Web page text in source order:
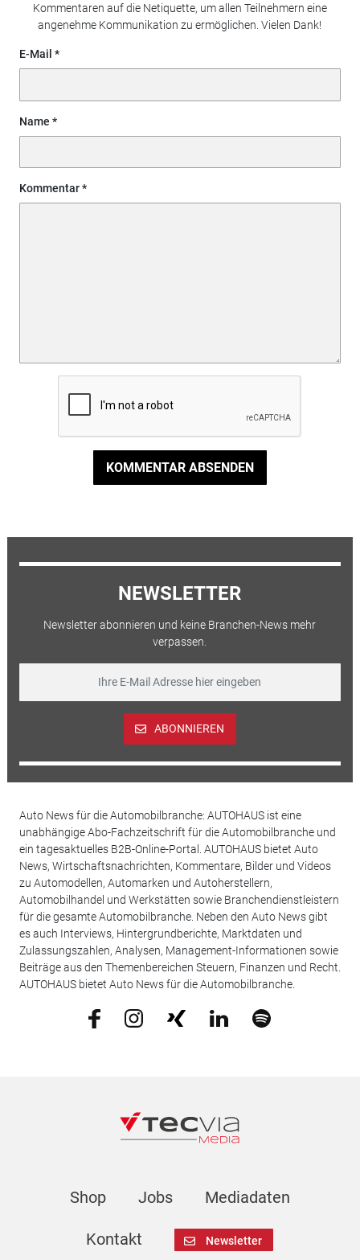
Kommentaren auf die Netiquette, um allen Teilnehmern eine
angenehme Kommunikation zu ermöglichen. Vielen Dank!
E-Mail
Name
Kommentar
KOMMENTAR ABSENDEN
NEWSLETTER
Newsletter abonnieren und keine Branchen-News mehr
verpassen.
ABONNIEREN
Auto News für die Automobilbranche: AUTOHAUS ist eine
unabhängige Abo-Fachzeitschrift für die Automobilbranche und
ein tagesaktuelles B2B-Online-Portal. AUTOHAUS bietet Auto
News, Wirtschaftsnachrichten, Kommentare, Bilder und Videos
zu Automodellen, Automarken und Autoherstellern,
Automobilhandel und Werkstätten sowie Branchendienstleistern
für die gesamte Automobilbranche. Neben den Auto News gibt
es auch Interviews, Hintergrundberichte, Marktdaten und
Zulassungszahlen, Analysen, Management-Informationen sowie
Beiträge aus den Themenbereichen Steuern, Finanzen und Recht.
AUTOHAUS bietet Auto News für die Automobilbranche.
Shop Jobs Mediadaten
Kontakt Newsletter